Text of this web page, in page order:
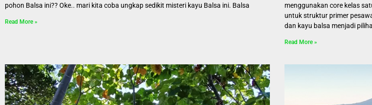
pohon Balsa ini?? Oke.. mari kita coba ungkap sedikit misteri kayu Balsa ini. Balsa
Read More »
menggunakan core kelas
untuk struktur primer
dan kayu balsa menjadi
Read More »